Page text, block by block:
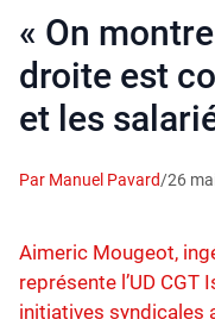
« On
droite est
et les
Par Manuel Pavard/26
Aimeric Mougeot,
représente l’UD CGT
initiatives syndicales